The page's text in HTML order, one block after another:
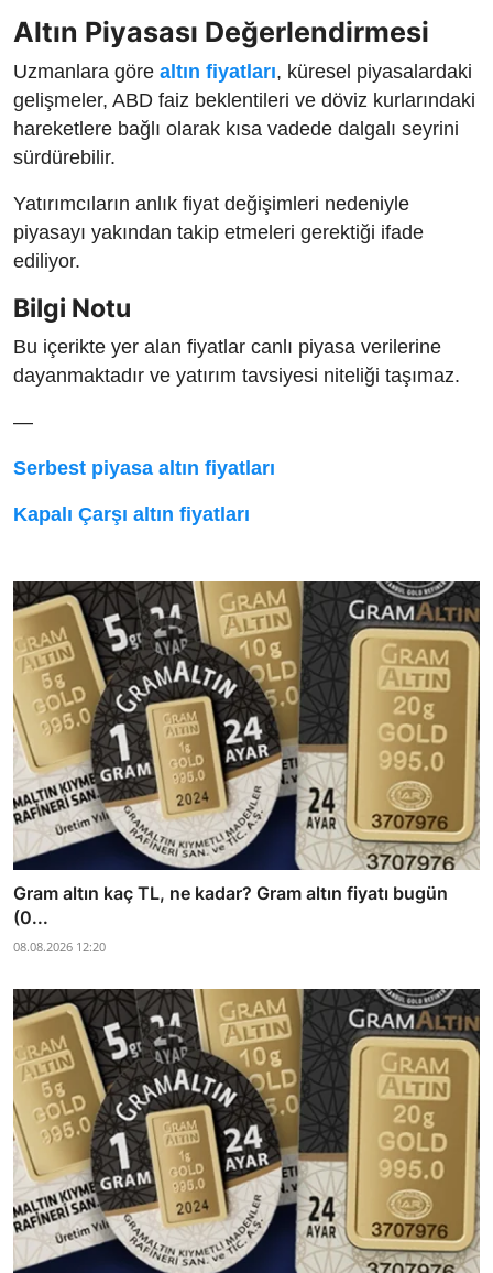
Altın Piyasası Değerlendirmesi
Uzmanlara göre altın fiyatları, küresel piyasalardaki
gelişmeler, ABD faiz beklentileri ve döviz kurlarındaki
hareketlere bağlı olarak kısa vadede dalgalı seyrini
sürdürebilir.
Yatırımcıların anlık fiyat değişimleri nedeniyle
piyasayı yakından takip etmeleri gerektiği ifade
ediliyor.
Bilgi Notu
Bu içerikte yer alan fiyatlar canlı piyasa verilerine
dayanmaktadır ve yatırım tavsiyesi niteliği taşımaz.
—
Serbest piyasa altın fiyatları
Kapalı Çarşı altın fiyatları
Gram altın kaç TL, ne kadar? Gram altın fiyatı bugün
(0...
08.08.2026 12:20